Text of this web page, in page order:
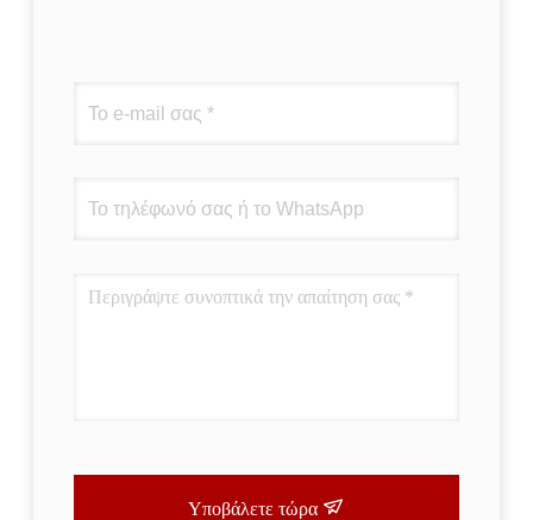
Υποβάλετε τώρα